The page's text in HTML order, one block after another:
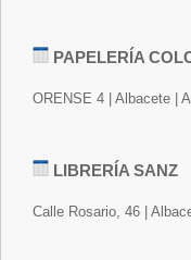
PAPELERÍA
ORENSE 4 | Albacete |
LIBRERÍA SANZ
Calle Rosario, 46 |